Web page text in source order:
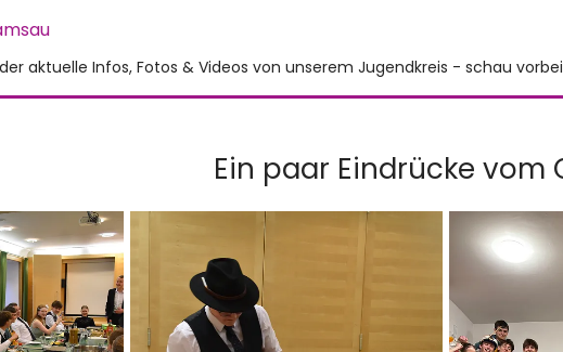
aktuelle Infos, Fotos & Videos von unserem Jugendkreis - schau
Ein paar Eindrücke vom